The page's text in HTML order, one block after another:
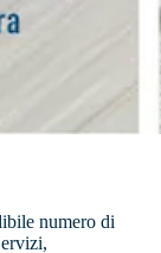
numero di